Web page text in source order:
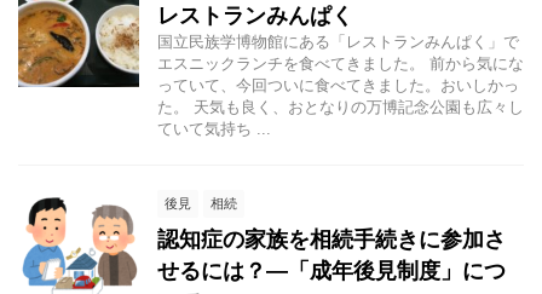
レストランみんぱく
国立民族学博物館にある「レストランみんぱく」で
エスニックランチを食べてきました。 前から気にな
っていて、今回ついに食べてきました。おいしかっ
た。 天気も良く、おとなりの万博記念公園も広々し
ていて気持ち ...
後見 相続
認知症の家族を相続手続きに参加さ
せるには？―「成年後見制度」につ